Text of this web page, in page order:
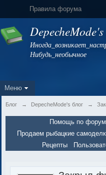
Правила форума
Нибудь_необычное
Меню
Блог → DepecheMode's блог →
Помощь по
Продаем рыбацкие
Рецепты